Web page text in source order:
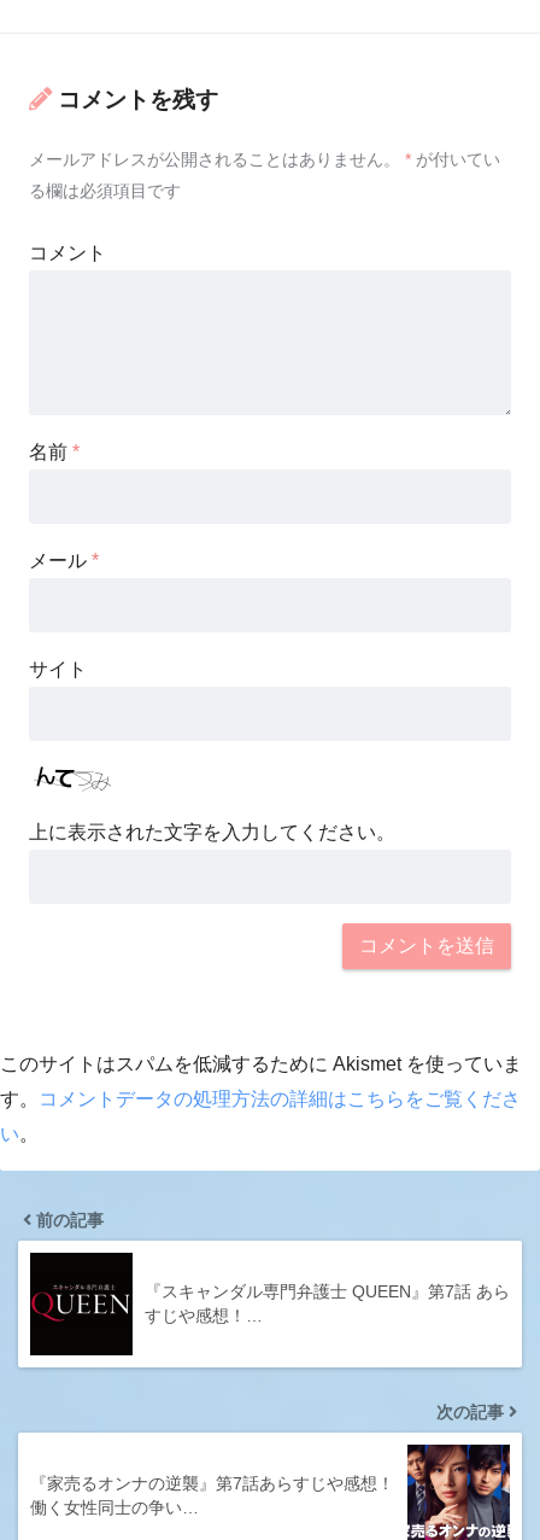
コメントを残す
メールアドレスが公開されることはありません。 * が付いてい
る欄は必須項目です
コメント
名前 *
メール *
サイト
上に表示された文字を入力してください。
このサイトはスパムを低減するために Akismet を使っていま
す。
コメントデータの処理方法の詳細はこちらをご覧くださ
い。
前の記事
『スキャンダル専門弁護士 QUEEN』第7話 あら
すじや感想！…
次の記事
『家売るオンナの逆襲』第7話あらすじや感想！
働く女性同士の争い…